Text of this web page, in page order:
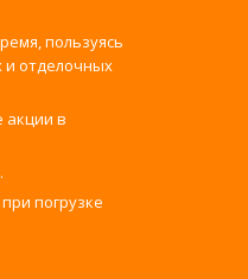
пользуясь
и отделочных
акции в
погрузке